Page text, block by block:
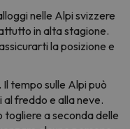
nelle Alpi svizzere
in alta stagione.
la posizione e
. Il tempo sulle Alpi può
freddo e alla neve.
a seconda delle